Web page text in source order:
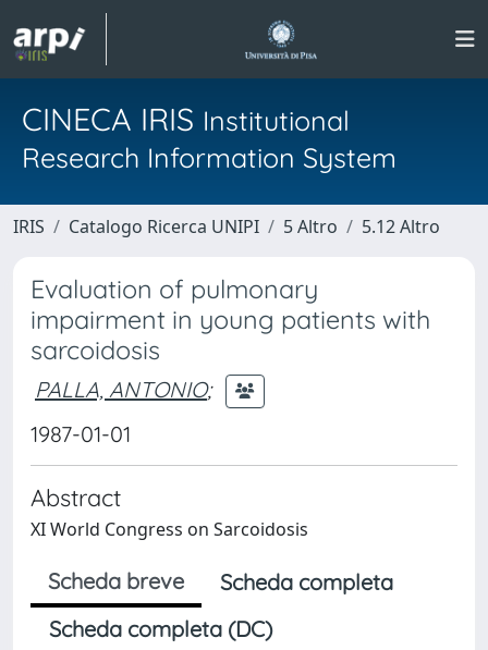
CINECA IRIS Institutional
Research Information System
IRIS Catalogo Ricerca UNIPI 5 Altro 5.12 Altro
Evaluation of pulmonary
impairment in young patients with
sarcoidosis
PALLA, ANTONIO;
1987-01-01
Abstract
XI World Congress on Sarcoidosis
Scheda breve
Scheda completa
Scheda completa (DC)